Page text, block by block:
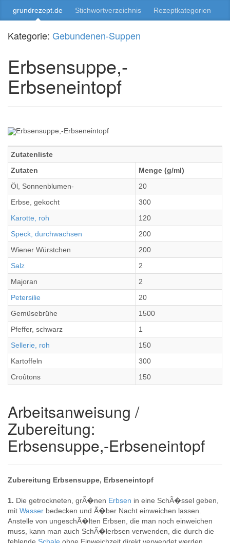
grundrezept.de Stichwortverzeichnis Rezeptkategorien
Kategorie: Gebundenen-Suppen
Erbsensuppe,-
Erbseneintopf
Zutatenliste
Zutaten
Menge (g/ml)
Öl, Sonnenblumen-
20
Erbse, gekocht
300
Karotte, roh
120
Speck, durchwachsen
200
Wiener Würstchen
200
Salz
2
Majoran
2
Petersilie
20
Gemüsebrühe
1500
Pfeffer, schwarz
1
Sellerie, roh
150
Kartoffeln
300
Croûtons
150
Arbeitsanweisung /
Zubereitung:
Erbsensuppe,-Erbseneintopf
Zubereitung Erbsensuppe, Erbseneintopf
1. Die getrockneten, grÃ�nen Erbsen in eine SchÃ�ssel geben,
mit Wasser bedecken und Ã�ber Nacht einweichen lassen.
Anstelle von ungeschÃ�lten Erbsen, die man noch einweichen
muss, kann man auch SchÃ�lerbsen verwenden, die durch die